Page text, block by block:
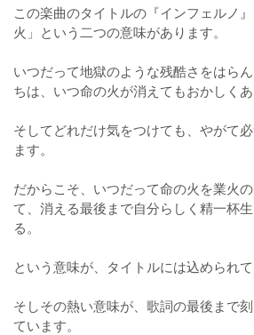
この楽曲のタイトルの『インフェルノ
火」という二つの意味があります。
いつだって地獄のような残酷さをはら
ちは、いつ命の火が消えてもおかしくあ
そしてどれだけ気をつけても、やがて
ます。
だからこそ、いつだって命の火を業火
て、消える最後まで自分らしく精一杯
る。
という意味が、タイトルには込められて
そしその熱い意味が、歌詞の最後まで
ています。